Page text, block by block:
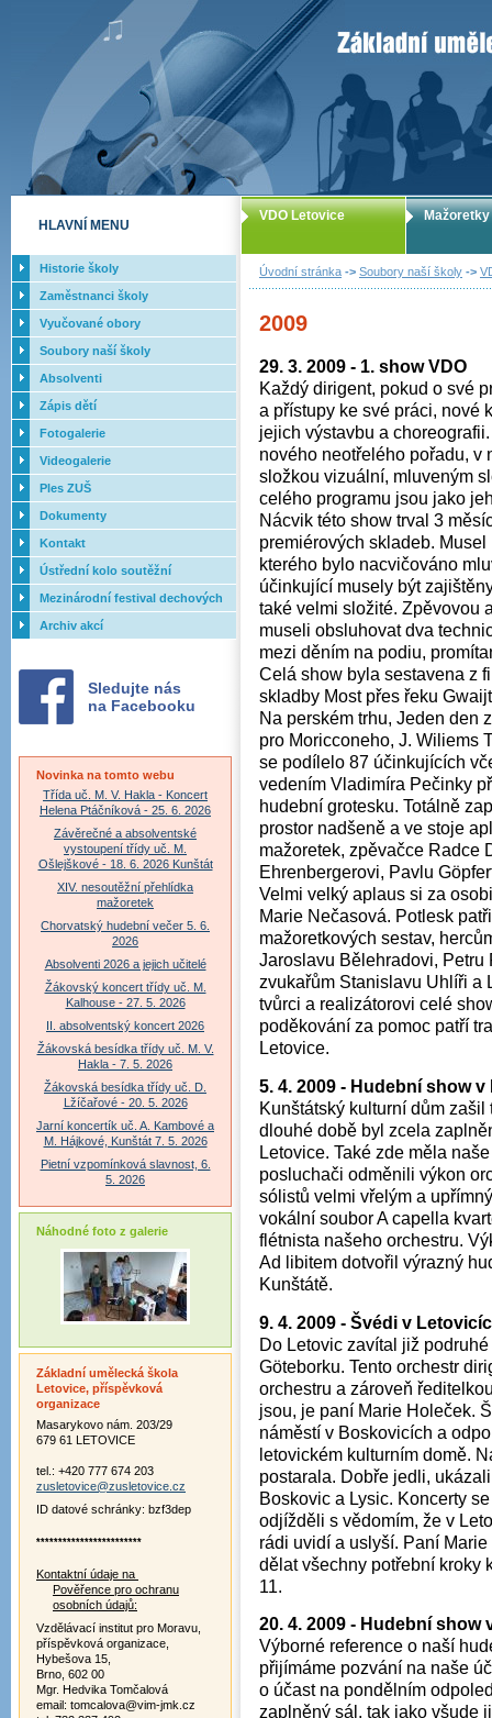
ZUŠ Letovice
Úvodní stránka -> Soubory naší školy ->
2009
29. 3. 2009 - 1. show VDO
Každý dirigent, pokud o své
a přístupy ke své práci, nové
jejich výstavbu a
nového neotřelého pořadu, v
složkou vizuální, mluveným
celého programu jsou jako
Nácvik této show trval 3
premiérových skladeb.
kterého bylo nacvičováno
účinkující musely být
také velmi složité. Zpěvovou
museli obsluhovat dva
mezi děním na podiu,
Celá show byla sestavena z
skladby Most přes řeku
Na perském trhu, Jeden den
pro Moricconeho, J. Wiliems
se podílelo 87 účinkujících
vedením Vladimíra Pečinky
hudební grotesku. Totálně
prostor nadšeně a ve stoje
mažoretek, zpěvačce Radce
Ehrenbergerovi, Pavlu
Velmi velký aplaus si za
Marie Nečasová. Potlesk
mažoretkových sestav,
Jaroslavu Bělehradovi,
zvukařům Stanislavu Uhlíři a
tvůrci a realizátorovi celé
poděkování za pomoc patří
Letovice.
5. 4. 2009 - Hudební show
Kunštátský kulturní dům
dlouhé době byl zcela
Letovice. Také zde měla
posluchači odměnili výkon
sólistů velmi vřelým a
vokální soubor A capella
flétnista našeho orchestru.
Ad libitem dotvořil výrazný
Kunštátě.
9. 4. 2009 - Švédi v
Do Letovic zavítal již
Göteborku. Tento orchestr
orchestru a zároveň
jsou, je paní Marie Holeček.
náměstí v Boskovicích a
letovickém kulturním domě.
postarala. Dobře jedli,
Boskovic a Lysic. Koncerty
odjížděli s vědomím, že v
rádi uvidí a uslyší. Paní
dělat všechny potřební kroky
11.
20. 4. 2009 - Hudební show
Výborné reference o naší
přijímáme pozvání na naše
o účast na pondělním
zaplněný sál, tak jako všude
VDO Letovice Mažoretky
HLAVNÍ MENU
Historie školy
Zaměstnanci školy
Vyučované obory
Soubory naší školy
Absolventi
Zápis dětí
Fotogalerie
Videogalerie
Ples ZUŠ
Dokumenty
Kontakt
Ústřední kolo soutěžní
přehlídky dechových orchestrů
ZUŠ - 2017
Mezinárodní festival dechových
orchestrů - Letovice
Archiv akcí
Sledujte nás
na Facebooku
Novinka na tomto webu
Třída uč. M. V. Hakla - Koncert
Helena Ptáčníková - 25. 6. 2026
Závěrečné a absolventské
vystoupení třídy uč. M.
Ošlejškové - 18. 6. 2026 Kunštát
XIV. nesoutěžní přehlídka
mažoretek
Chorvatský hudební večer 5. 6.
2026
Absolventi 2026 a jejich učitelé
Žákovský koncert třídy uč. M.
Kalhouse - 27. 5. 2026
II. absolventský koncert 2026
Žákovská besídka třídy uč. M. V.
Hakla - 7. 5. 2026
Žákovská besídka třídy uč. D.
Lžíčařové - 20. 5. 2026
Jarní koncertík uč. A. Kambové a
M. Hájkové, Kunštát 7. 5. 2026
Pietní vzpomínková slavnost, 6.
5. 2026
Náhodné foto z galerie
Základní umělecká škola
Letovice, příspěvková
organizace
Masarykovo nám. 203/29
679 61 LETOVICE
tel.: +420 777 674 203
zusletovice@zusletovice.cz
ID datové schránky: bzf3dep
************************
Kontaktní údaje na
Pověřence pro ochranu
osobních údajů:
Vzdělávací institut pro Moravu,
příspěvková organizace,
Hybešova 15,
Brno, 602 00
Mgr. Hedvika Tomčalová
email: tomcalova@vim-jmk.cz